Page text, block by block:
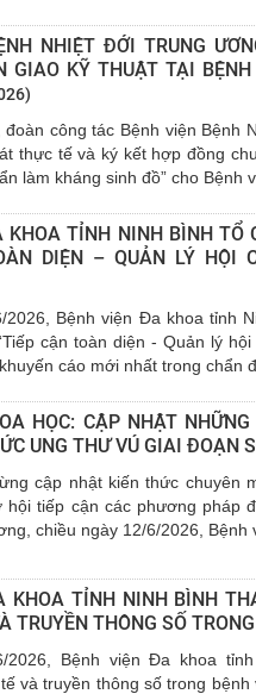
NHIỆT ĐỚI TRUNG
GIAO KỸ THUẬT TẠI
đoàn công tác Bệnh viện Bệnh
thực tế và ký kết hợp đồng
làm kháng sinh đồ” cho Bệnh
KHOA TỈNH NINH BÌNH TỔ
DIỆN – QUẢN LÝ HỘI
2026, Bệnh viện Đa khoa tỉnh
cận toàn diện - Quản lý
cáo mới nhất trong chẩn
HỌC: CẬP NHẬT
UNG THƯ VÚ GIAI ĐOẠN
cập nhật kiến thức chuyên
hội tiếp cận các phương pháp
chiều ngày 12/6/2026, Bệnh
KHOA TỈNH NINH BÌNH
TRUYỀN THÔNG SỐ
2026, Bệnh viện Đa khoa
và truyền thông số trong